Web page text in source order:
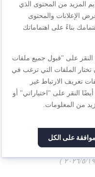
١٩‏/٥‏/٢٠٢٦
المزيد من المحتوى الذي
الإعلانات والمحتوى
بناءً على اهتماماتك
النقر على "قبول جميع ملفات
تختار الملفات التي ترغب في
تعريف الارتباط غير
النقر على "اختياراتي" أو
من المعلومات.
على الكل